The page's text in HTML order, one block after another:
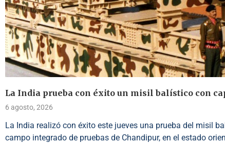
La India prueba con éxito un misil balístico con
6 agosto, 2026
La India realizó con éxito este jueves una prueba del misil
campo integrado de pruebas de Chandipur, en el estado